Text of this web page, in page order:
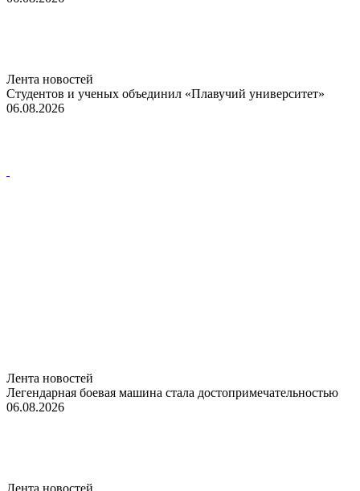
Лента новостей
Студентов и ученых объединил «Плавучий университет»
06.08.2026
Лента новостей
Легендарная боевая машина стала достопримечательностью
06.08.2026
Лента новостей